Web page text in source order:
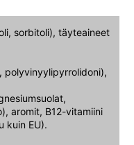
sorbitoli), täyteaineet
polyvinyylipyrrolidoni),
aromit, B12-vitamiini
kuin EU).